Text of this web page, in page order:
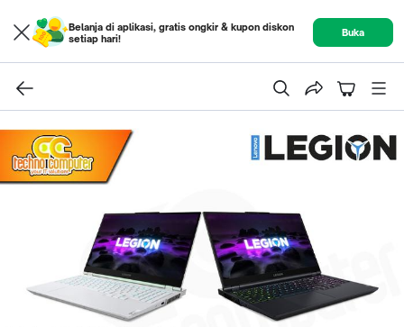
Belanja di aplikasi, gratis ongkir & kupon diskon
setiap hari!
Buka